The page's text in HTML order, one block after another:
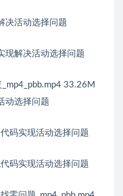
决活动选择问题
现解决活动选择问题
33.26M
动选择问题
码实现活动选择问题
码实现活动选择问题